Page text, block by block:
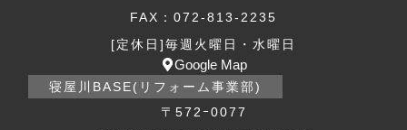
FAX：072-813-2235
[定休日]毎週火曜日・水曜日
Google Map
寝屋川BASE(リフォーム事業部)
〒572ｰ0077